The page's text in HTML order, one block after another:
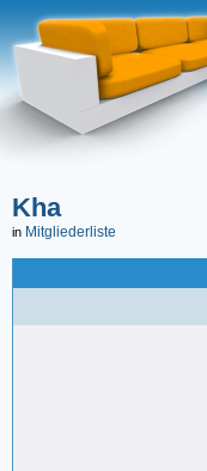
Kha
in Mitgliederliste